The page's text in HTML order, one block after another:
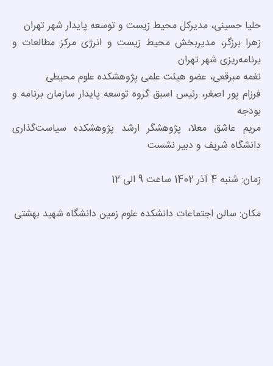
حلیا حسینی، مدیرکل محیط زیست و توسعه پایدار شهر تهران
زهرا برزگر، مدیربخش محیط زیست و انرژی مرکز مطالعات و
برنامه‌ریزی شهر تهران
نغمه مبرقعی، عضو هیئت علمی پژوهشکده علوم محیطی
فرزام پور اصغر، رئیس اسبق گروه توسعه پایدار سازمان برنامه و
بودجه
مریم عاشق معلا، پژوهشگر ارشد پژوهشکده سیاست‌گذاری
دانشگاه شریف و دبیر نشست
زمان: شنبه 4 آذر 1402 ساعت 9 الی 12
مکان: سالن اجتماعات دانشکده علوم زمین دانشگاه شهید بهشتی